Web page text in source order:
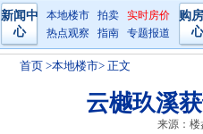
新闻中
心
本地楼市 拍卖
实时房价
热点观察
指南 专题报道
购
心
首页 >本地楼市> 正文
云樾玖溪
来源：楼